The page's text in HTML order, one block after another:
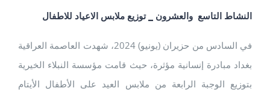
النشاط التاسع والعشرون _ توزيع ملابس الاعياد للاطفال
في السادس من حزيران (يونيو) 2024، شهدت العاصمة العراقية
بغداد مبادرة إنسانية مؤثرة، حيث قامت مؤسسة النبلاء الخيرية
بتوزيع الوجبة الرابعة من ملابس العيد على الأطفال الأيتام